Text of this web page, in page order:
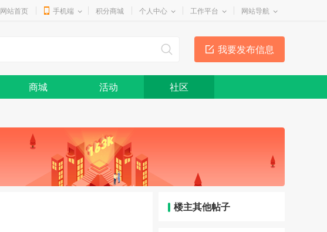
网站首页 手机端 积分商城 个人中心 工作平台 网站导航
我要发布信息
商城 活动 社区
楼主其他帖子